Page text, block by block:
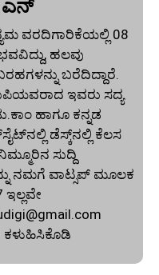
ವರದಿಗಾರಿಕೆಯಲ್ಲಿ 08
ಹಲವು
ಬರೆದಿದ್ದಾರೆ.
ಇವರು ಸದ್ಯ
ಹಾಗೂ ಕನ್ನಡ
ಡೆಸ್ಕ್‌ನಲ್ಲಿ ಕೆಲಸ
ಸುದ್ದಿ
ನಮಗೆ ವಾಟ್ಸಪ್‌ ಮೂಲಕ